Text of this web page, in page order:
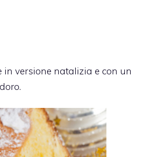
versione natalizia e con un